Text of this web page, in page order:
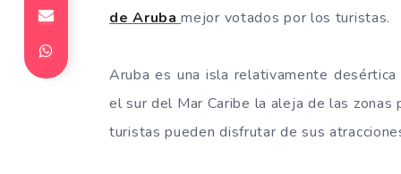
de Arubamejor votados por los turistas.
Aruba es una isla relativamente
el sur del Mar Caribe la aleja de las
turistas pueden disfrutar de sus